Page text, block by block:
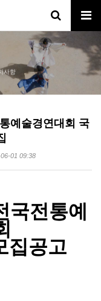
사항
예술경연대회 국
01 09:38
국전통예
집공고